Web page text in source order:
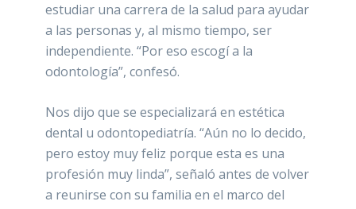
estudiar una carrera de la salud para ayudar
a las personas y, al mismo tiempo, ser
independiente. “Por eso escogí a la
odontología”, confesó.
Nos dijo que se especializará en estética
dental u odontopediatría. “Aún no lo decido,
pero estoy muy feliz porque esta es una
profesión muy linda”, señaló antes de volver
a reunirse con su familia en el marco del